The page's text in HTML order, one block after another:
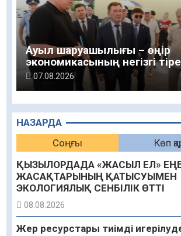
НАЗАРДА
Соңғы
Көп
ҚЫЗЫЛОРДАДА «ЖАСЫЛ ЕЛ»
ЖАСАҚТАРЫНЫҢ ҚАТЫСУЫМЕН
ЭКОЛОГИЯЛЫҚ СЕНБІЛІК ӨТТІ
08.08.2026
Жер ресурстары тиімді
Ауыл шаруашылығы – өңір
экономикасының негізгі
07.08.2026